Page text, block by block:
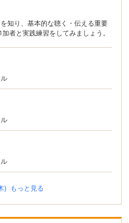
知り、基本的な聴く・伝える重要
者と実践練習をしてみましょう。
) もっと見る